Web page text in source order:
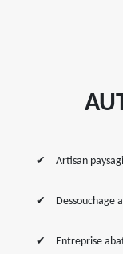
Artisan
Dessouchage
Entreprise